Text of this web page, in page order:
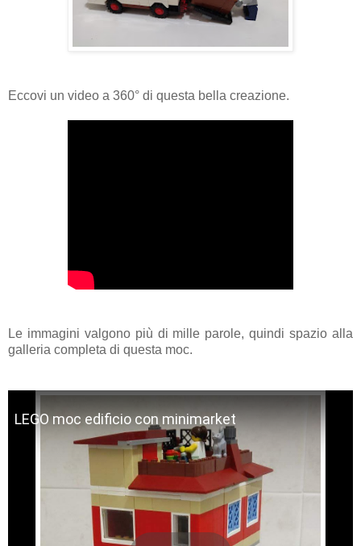
Eccovi un video a 360° di questa bella creazione.
Le immagini valgono più di mille parole, quindi spazio alla
galleria completa di questa moc.
LEGO moc edificio con minimarket